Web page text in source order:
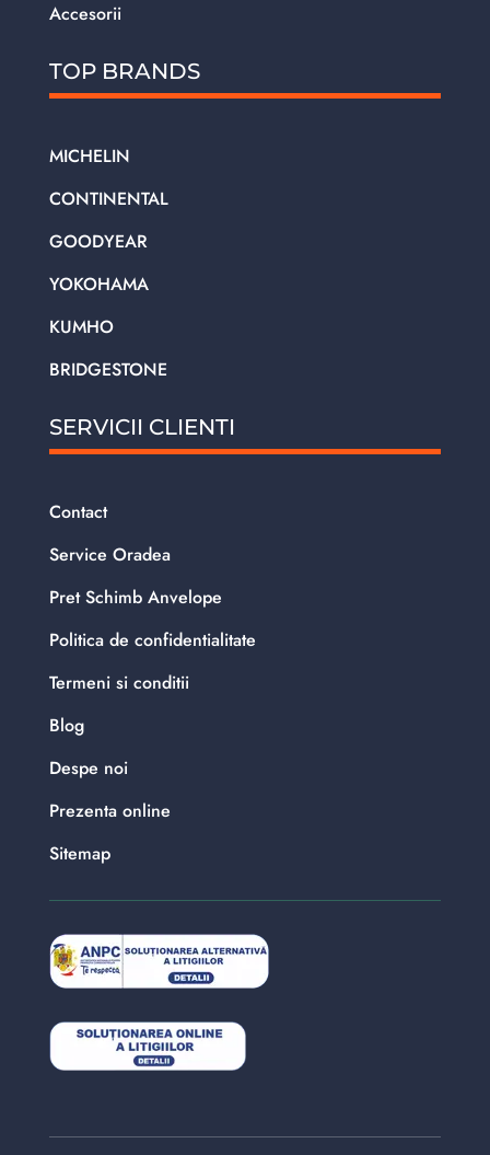
Accesorii
TOP BRANDS
MICHELIN
CONTINENTAL
GOODYEAR
YOKOHAMA
KUMHO
BRIDGESTONE
SERVICII CLIENTI
Contact
Service Oradea
Pret Schimb Anvelope
Politica de confidentialitate
Termeni si conditii
Blog
Despe noi
Prezenta online
Sitemap